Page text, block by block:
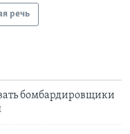
речь
бомбардировщики